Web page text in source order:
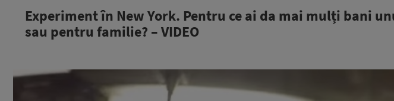
Experiment în New York. Pentru ce ai da mai mulți bani
sau pentru familie? – VIDEO